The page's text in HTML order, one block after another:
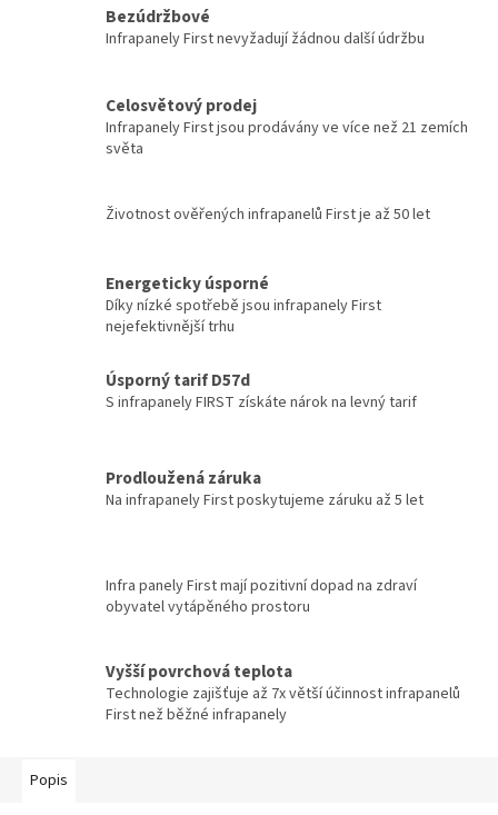
Bezúdržbové
Infrapanely First nevyžadují žádnou další údržbu
Celosvětový prodej
Infrapanely First jsou prodávány ve více než 21 zemích
světa
Životnost ověřených infrapanelů First je až 50 let
Energeticky úsporné
Díky nízké spotřebě jsou infrapanely First
nejefektivnější trhu
Úsporný tarif D57d
S infrapanely FIRST získáte nárok na levný tarif
Prodloužená záruka
Na infrapanely First poskytujeme záruku až 5 let
Infra panely First mají pozitivní dopad na zdraví
obyvatel vytápěného prostoru
Vyšší povrchová teplota
Technologie zajišťuje až 7x větší účinnost infrapanelů
First než běžné infrapanely
Popis